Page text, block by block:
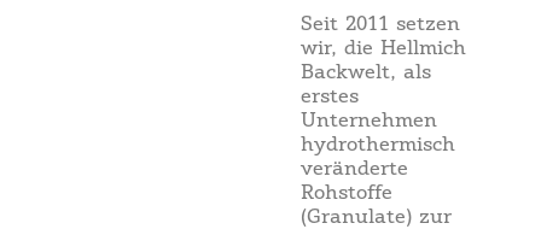
Seit 2011 setzen
wir, die Hellmich
Backwelt, als
erstes
Unternehmen
hydrothermisch
veränderte
Rohstoffe
(Granulate) zur